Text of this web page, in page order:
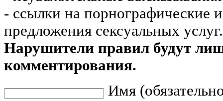
- ссылки на порнографические
предложения сексуальных услуг.
Нарушители правил будут
комментирования.
Имя